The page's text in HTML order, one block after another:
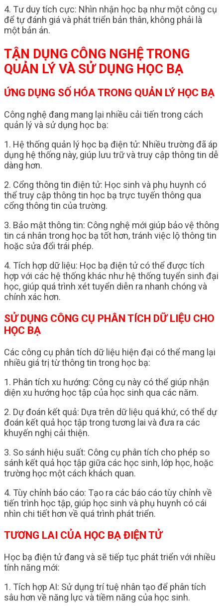
4. Tư duy tích cực: Nhìn nhận học bạ như một công cụ
để tự đánh giá và phát triển bản thân, không phải là
một bản án.
TẬN DỤNG CÔNG NGHỆ TRONG
QUẢN LÝ VÀ SỬ DỤNG HỌC BẠ
ỨNG DỤNG SỐ HÓA TRONG QUẢN LÝ HỌC BẠ
Công nghệ đang mang lại nhiều cải tiến trong cách
quản lý và sử dụng học bạ:
1. Hệ thống quản lý học bạ điện tử: Nhiều trường đã áp
dụng hệ thống này, giúp lưu trữ và truy cập thông tin dễ
dàng hơn.
2. Cổng thông tin điện tử: Học sinh và phụ huynh có
thể truy cập thông tin học bạ trực tuyến thông qua
cổng thông tin của trường.
3. Bảo mật thông tin: Công nghệ mới giúp bảo vệ thông
tin cá nhân trong học bạ tốt hơn, tránh việc lộ thông tin
hoặc sửa đổi trái phép.
4. Tích hợp dữ liệu: Học bạ điện tử có thể được tích
hợp với các hệ thống khác như hệ thống tuyển sinh đại
học, giúp quá trình xét tuyển diễn ra nhanh chóng và
chính xác hơn.
SỬ DỤNG CÔNG CỤ PHÂN TÍCH DỮ LIỆU CHO
HỌC BẠ
Các công cụ phân tích dữ liệu hiện đại có thể mang lại
nhiều giá trị từ thông tin trong học bạ:
1. Phân tích xu hướng: Công cụ này có thể giúp nhận
diện xu hướng học tập của học sinh qua các năm.
2. Dự đoán kết quả: Dựa trên dữ liệu quá khứ, có thể dự
đoán kết quả học tập trong tương lai và đưa ra các
khuyến nghị cải thiện.
3. So sánh hiệu suất: Công cụ phân tích cho phép so
sánh kết quả học tập giữa các học sinh, lớp học, hoặc
trường học một cách khách quan.
4. Tùy chỉnh báo cáo: Tạo ra các báo cáo tùy chỉnh về
tiến trình học tập, giúp học sinh và phụ huynh có cái
nhìn chi tiết hơn về quá trình phát triển.
TƯƠNG LAI CỦA HỌC BẠ ĐIỆN TỬ
Học bạ điện tử đang và sẽ tiếp tục phát triển với nhiều
tính năng mới:
1. Tích hợp AI: Sử dụng trí tuệ nhân tạo để phân tích
sâu hơn về năng lực và tiềm năng của học sinh.